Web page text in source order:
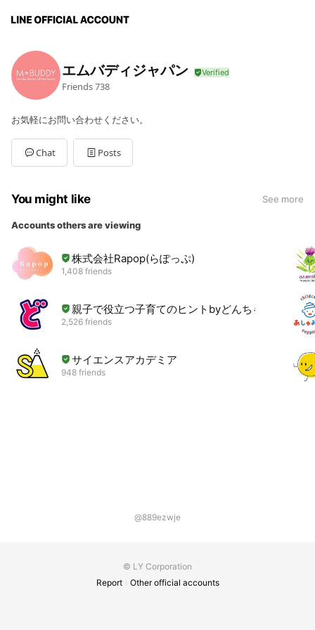
エムバディジャパン
Friends738
お気軽にお問い合わせください。
Chat Posts
You might like See more
Accounts others are viewing
株式会社Rapop(らぽっぷ)
1,408 friends
親子で役立つ子育てのヒントbyどんちゃか
2,526 friends
サイエンスアカデミア
948 friends
@889ezwje
© LY Corporation
Report
Other official accounts